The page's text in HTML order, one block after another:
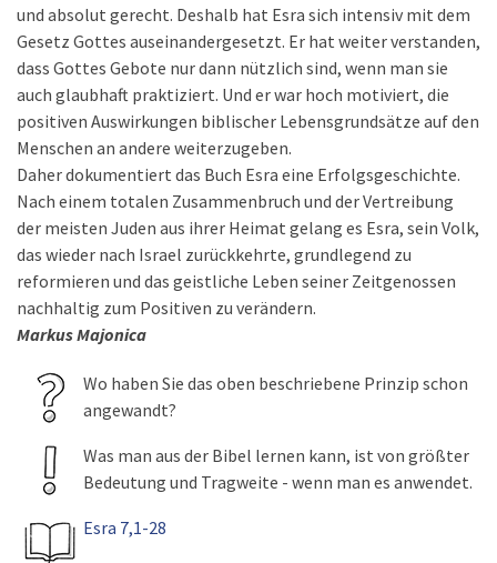
und absolut gerecht. Deshalb hat Esra sich intensiv mit dem
Gesetz Gottes auseinandergesetzt. Er hat weiter verstanden,
dass Gottes Gebote nur dann nützlich sind, wenn man sie
auch glaubhaft praktiziert. Und er war hoch motiviert, die
positiven Auswirkungen biblischer Lebensgrundsätze auf den
Menschen an andere weiterzugeben.
Daher dokumentiert das Buch Esra eine Erfolgsgeschichte.
Nach einem totalen Zusammenbruch und der Vertreibung
der meisten Juden aus ihrer Heimat gelang es Esra, sein Volk,
das wieder nach Israel zurückkehrte, grundlegend zu
reformieren und das geistliche Leben seiner Zeitgenossen
nachhaltig zum Positiven zu verändern.
Markus Majonica
Wo haben Sie das oben beschriebene Prinzip schon
angewandt?
Was man aus der Bibel lernen kann, ist von größter
Bedeutung und Tragweite - wenn man es anwendet.
Esra 7,1-28